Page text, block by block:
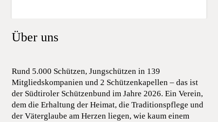
Über uns
Rund 5.000 Schützen, Jungschützen in 139
Mitgliedskompanien und 2 Schützenkapellen – das ist
der Südtiroler Schützenbund im Jahre 2026. Ein Verein,
dem die Erhaltung der Heimat, die Traditionspflege und
der Väterglaube am Herzen liegen, wie kaum einem